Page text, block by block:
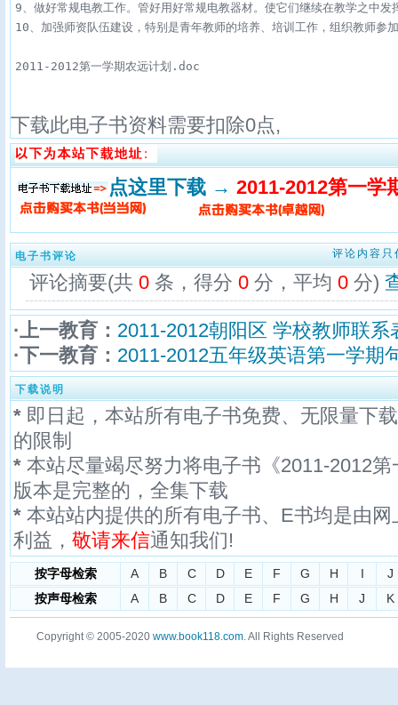
9、做好常规电教工作。管好用好常规电教器材。使它们继续在教学之中
2011-2012第一学期农远计划.doc
下载此电子书资料需要扣除0点,
点这里下载 → 2011-2012第一学
电子书评论 评论内容只
评论摘要(共 0 条，得分 0 分，平均 0 分)
·上一教育： 2011-2012朝阳区 学校教师联系
·下一教育： 2011-2012五年级英语第一学期
下载说明
* 即日起，本站所有电子书免费、无限量下
的限制
* 本站尽量竭尽努力将电子书《2011-2012
版本是完整的，全集下载
* 本站站内提供的所有电子书、E书均是由
利益， 敬请来信通知我们!
按字母检索 A B C D E F G H I
J
按声母检索
A B C D E F G H J K
Copyright © 2005-2020 www.book118.com. All Rights Reserved